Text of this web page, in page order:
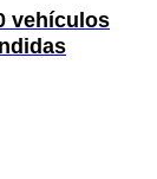
vehículos